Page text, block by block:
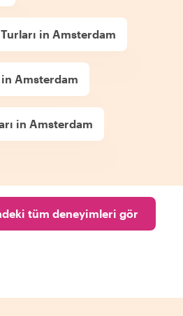
in Amsterdam
Amsterdam
in Amsterdam
tüm deneyimleri gör